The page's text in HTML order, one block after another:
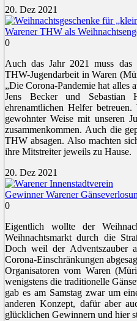
20. Dez 2021
Warener THW als
0
Auch das Jahr 2021 muss das
THW-Jugendarbeit in Waren
„Die Corona-Pandemie hat alles
Jens Becker und Sebastian
ehrenamtlichen Helfer
gewohnter Weise mit unseren
zusammenkommen. Auch die
THW absagen. Also machten
ihre Mitstreiter jeweils zu Hause.
20. Dez 2021
Gewinner Warener
0
Eigentlich wollte der
Weihnachtsmarkt durch die
Doch weil der Adventszauber
Corona-Einschränkungen
Organisatoren vom Waren
wenigstens die traditionelle
gab es am Samstag zwar um
anderen Konzept, dafür aber
glücklichen Gewinnern und hier